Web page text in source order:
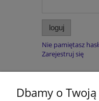
loguj
Nie pamiętasz
Zarejestruj się
Dbamy o